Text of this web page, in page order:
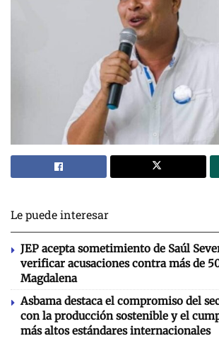
Le puede interesar
JEP acepta sometimiento de Saúl
verificar acusaciones contra más de
Magdalena
Asbama destaca el compromiso del
con la producción sostenible y el
más altos estándares internacionales